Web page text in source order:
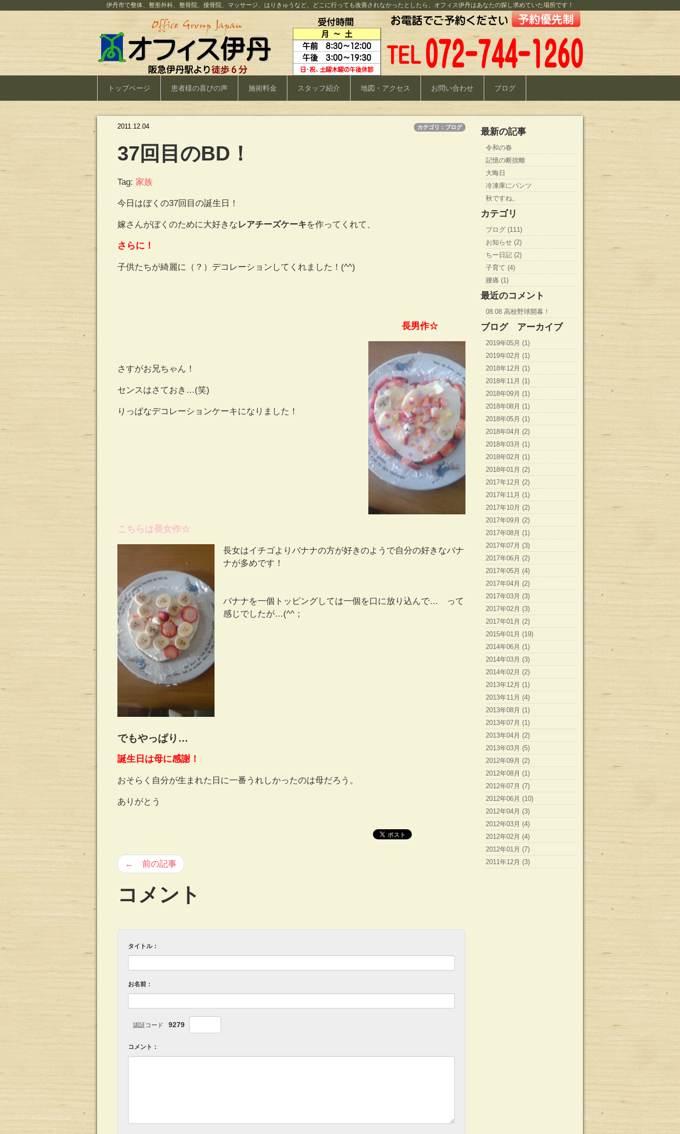
伊丹市で整体、整形外科、整骨院、接骨院、マッサージ、はりきゅうなど、どこに行っても改善されなかったとしたら、オフィス伊丹はあなたの探し求めていた場所です！
トップページ 患者様の喜びの声 施術料金 スタッフ紹介 地図・アクセス お問い合わせ ブログ
2011.12.04 カテゴリ：ブログ
37回目のBD！
Tag: 家族
今日はぼくの37回目の誕生日！
嫁さんがぼくのために大好きなレアチーズケーキを作ってくれて、
さらに！
子供たちが綺麗に（？）デコレーションしてくれました！(^^)
長男作☆
さすがお兄ちゃん！
センスはさておき…(笑)
りっぱなデコレーションケーキになりました！
こちらは長女作☆
長女はイチゴよりバナナの方が好きのようで自分の好きなバナ
ナが多めです！
バナナを一個トッピングしては一個を口に放り込んで… って
感じでしたが…(^^；
でもやっぱり…
誕生日は母に感謝！
おそらく自分が生まれた日に一番うれしかったのは母だろう。
ありがとう
← 前の記事
コメント
タイトル：
お名前：
認証コード 9279
コメント：
最新の記事
令和の春
記憶の断捨離
大晦日
冷凍庫にパンツ
秋ですね。
カテゴリ
ブログ (111)
お知らせ (2)
ちー日記 (2)
子育て (4)
腰痛 (1)
最近のコメント
08.08 高校野球開幕！
ブログ アーカイブ
2019年05月 (1)
2019年02月 (1)
2018年12月 (1)
2018年11月 (1)
2018年09月 (1)
2018年08月 (1)
2018年05月 (1)
2018年04月 (2)
2018年03月 (1)
2018年02月 (1)
2018年01月 (2)
2017年12月 (2)
2017年11月 (1)
2017年10月 (2)
2017年09月 (2)
2017年08月 (1)
2017年07月 (3)
2017年06月 (2)
2017年05月 (4)
2017年04月 (2)
2017年03月 (3)
2017年02月 (3)
2017年01月 (2)
2015年01月 (19)
2014年06月 (1)
2014年03月 (3)
2014年02月 (2)
2013年12月 (1)
2013年11月 (4)
2013年08月 (1)
2013年07月 (1)
2013年04月 (2)
2013年03月 (5)
2012年09月 (2)
2012年08月 (1)
2012年07月 (7)
2012年06月 (10)
2012年04月 (3)
2012年03月 (4)
2012年02月 (4)
2012年01月 (7)
2011年12月 (3)